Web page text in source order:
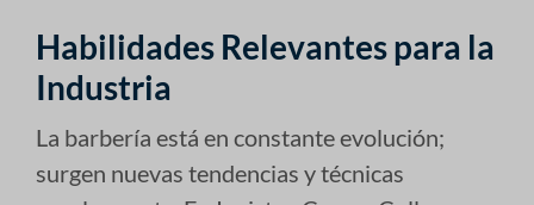
Habilidades Relevantes para la
Industria
La barbería está en constante evolución;
surgen nuevas tendencias y técnicas